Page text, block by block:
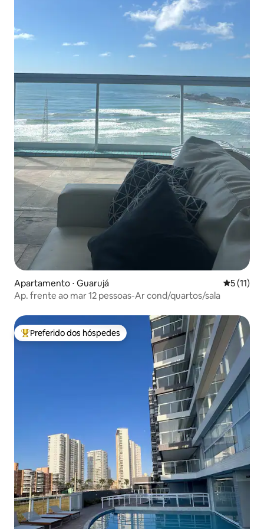
Apartamento ⋅ Guarujá 5 de uma
5 (11)
Ap. frente ao mar 12 pessoas-Ar cond/quartos/sala
Entre os melhores preferidos dos hóspedes
Preferido dos hóspedes